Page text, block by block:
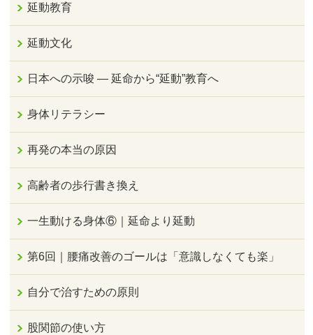
延動教育
延動文化
日本への示唆 ― 延命から“延動”教育へ
身体リテラシー
再発の本当の原因
高齢者の歩行書き換え
一生動ける身体⑥｜延命より延動
第6回｜腰痛改善のゴールは「意識しなくても楽」
自分で治すための原則
股関節の使い方